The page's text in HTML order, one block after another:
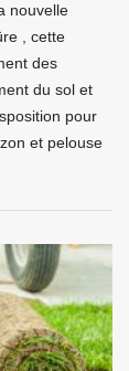
nouvelle
, cette
des
du sol et
pour
et pelouse